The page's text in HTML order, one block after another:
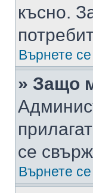
късно.
Върнете
» Защо
се
Върнете